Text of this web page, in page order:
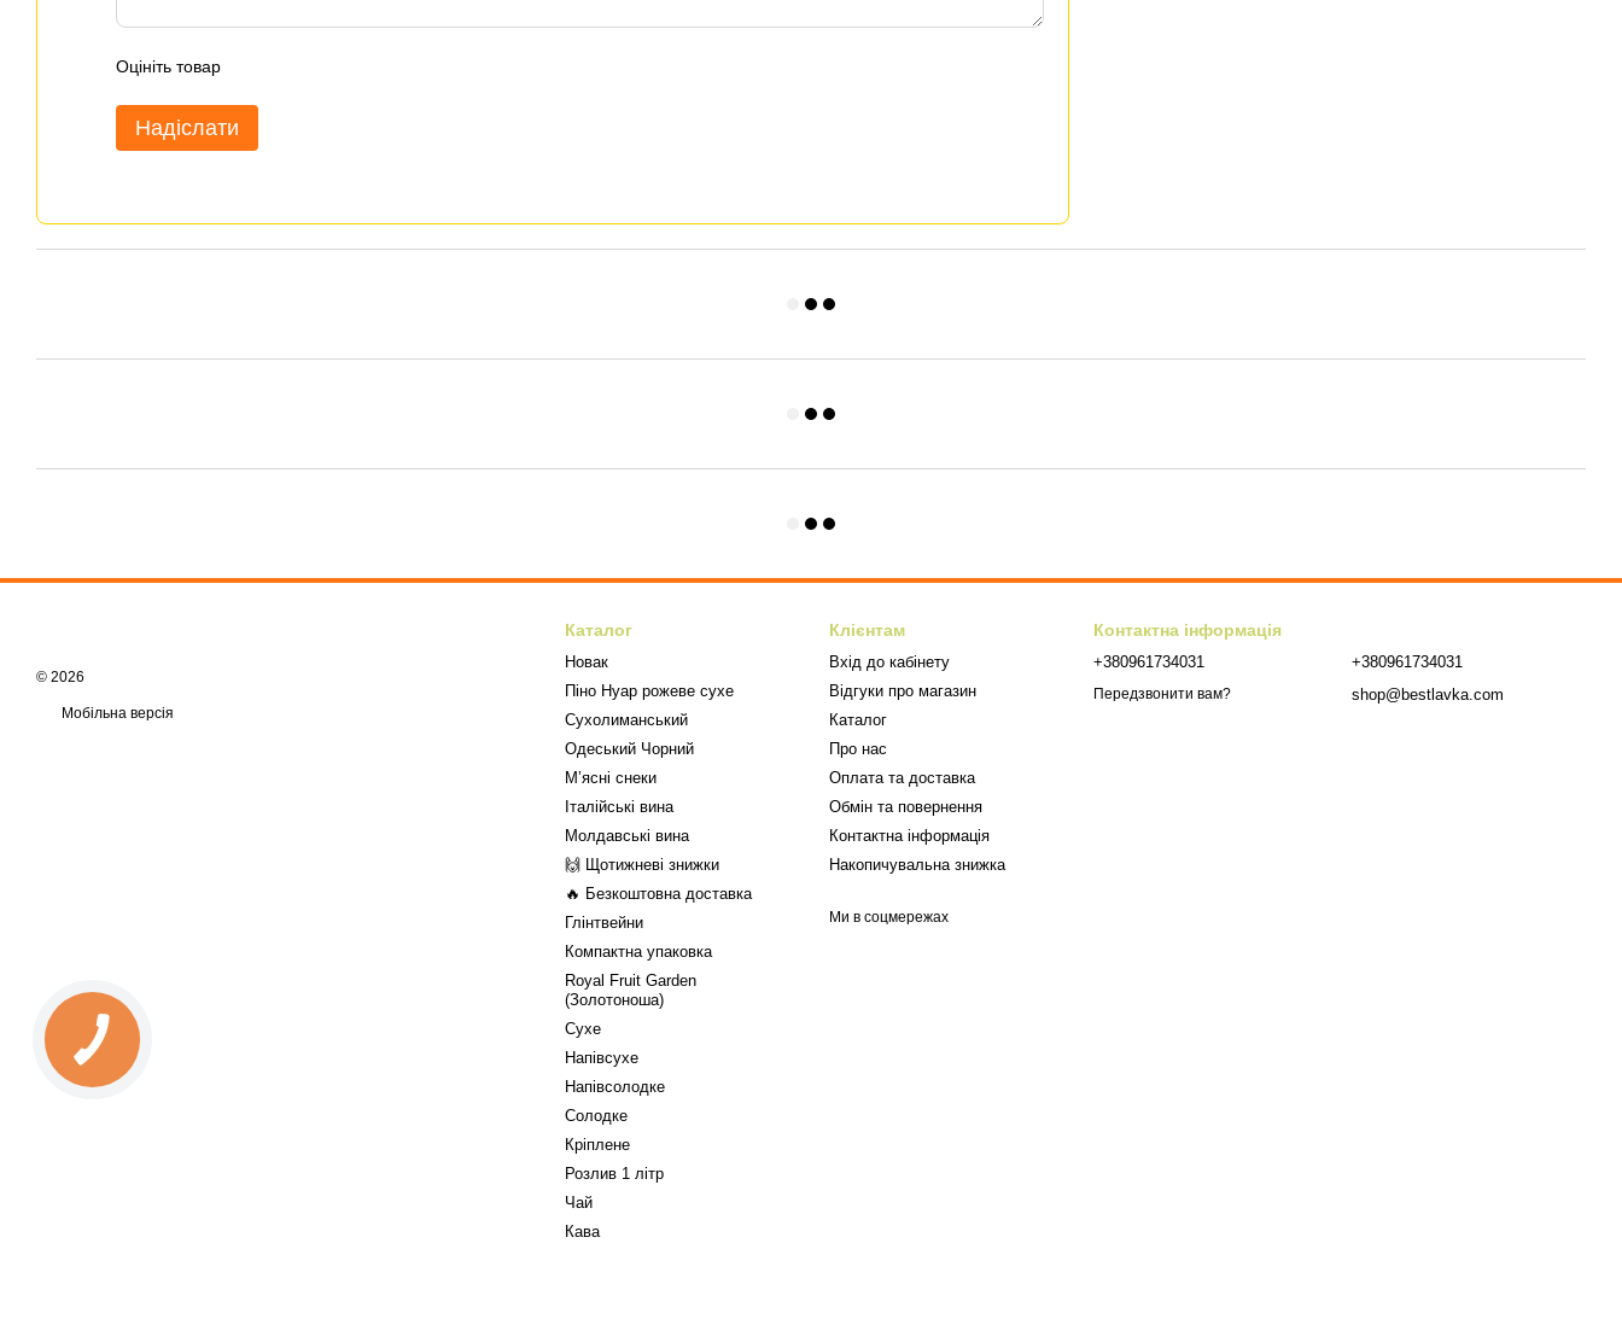
Оцініть товар
Надіслати
© 2026
Мобільна версія
Каталог
Новак
Піно Нуар рожеве сухе
Сухолиманський
Одеський Чорний
М’ясні снеки
Італійські вина
Молдавські вина
🙌 Щотижневі знижки
🔥 Безкоштовна доставка
Глінтвейни
Компактна упаковка
Royal Fruit Garden
(Золотоноша)
Сухе
Напівсухе
Напівсолодке
Солодке
Кріплене
Розлив 1 літр
Чай
Кава
Клієнтам
Вхід до кабінету
Відгуки про магазин
Каталог
Про нас
Оплата та доставка
Обмін та повернення
Контактна інформація
Накопичувальна знижка
Ми в соцмережах
Контактна інформація
+380961734031
Передзвонити вам?
+380961734031
shop@bestlavka.com